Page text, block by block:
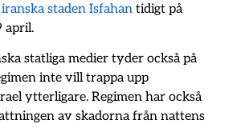
staden Isfahan tidigt på
april.
statliga medier tyder också på
inte vill trappa upp
ytterligare. Regimen har också
av skadorna från nattens